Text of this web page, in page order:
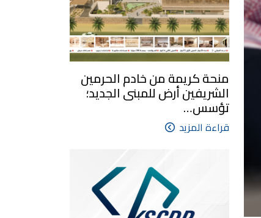
منحة كريمة من خادم الحرمين
الشريفين أرض للمبنى الجديد؛
تؤسس…
قراءة المزيد